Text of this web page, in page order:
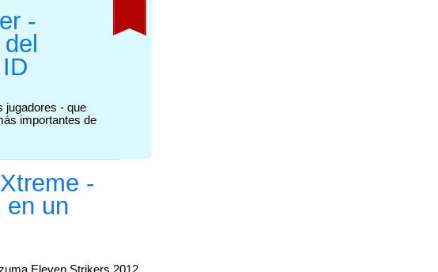
-
jugadores - que
importantes de
-
en un
Eleven Strikers 2012